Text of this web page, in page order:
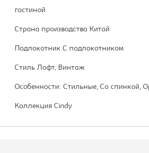
гостиной
Страна производства Китай
Подлокотник С подлокотником
Стиль Лофт, Винтаж
Особенности: Стильные, Со спинкой,
Коллекция Cindy